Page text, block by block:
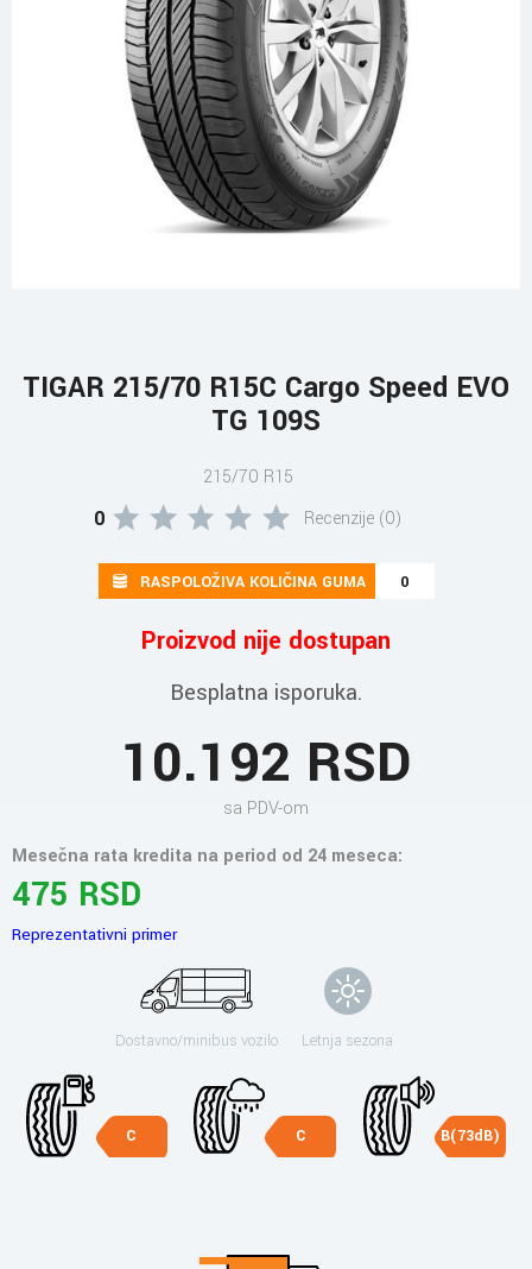
TIGAR 215/70 R15C Cargo Speed EVO
TG 109S
215/70 R15
0 Recenzije (0)
RASPOLOŽIVA KOLIČINA GUMA 0
Proizvod nije dostupan
Besplatna isporuka.
10.192 RSD
sa PDV-om
Mesečna rata kredita na period od 24 meseca:
475 RSD
Reprezentativni primer
Dostavno/minibus vozilo Letnja sezona
C C B(73dB)